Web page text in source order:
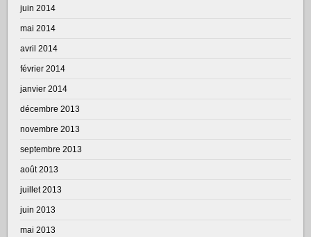
juin 2014
mai 2014
avril 2014
février 2014
janvier 2014
décembre 2013
novembre 2013
septembre 2013
août 2013
juillet 2013
juin 2013
mai 2013